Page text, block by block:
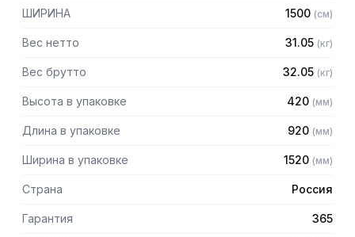
— Бескаркасный
0,8мм
— Поставляется в собранном виде
ШИРИНА 1500 (см)
Вес нетто 31.05 (кг)
Вес брутто 32.05 (кг)
Высота в упаковке 420 (мм)
Длина в упаковке 920 (мм)
Ширина в упаковке 1520 (мм)
Страна Россия
Гарантия 365